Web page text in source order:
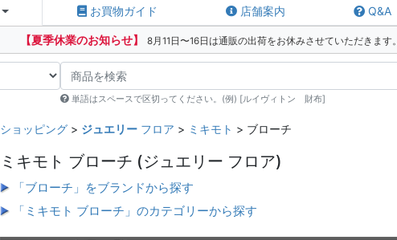
お買物ガイド 店舗案内 Q&A
【夏季休業のお知らせ】 8月11日〜16日は通販の出荷をお休みさせていただきます。
単語はスペースで区切ってください。(例) [ルイヴィトン 財布]
ショッピング> ジュエリーフロア > ミキモト > ブローチ
ミキモト ブローチ (ジュエリー フロア)
「ブローチ」をブランドから探す
「ミキモト ブローチ」のカテゴリーから探す